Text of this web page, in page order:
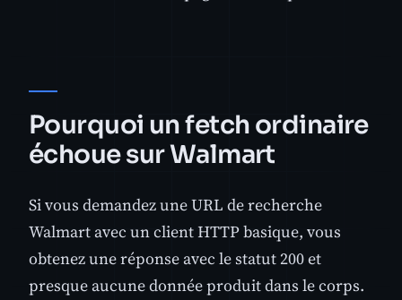
Pourquoi un fetch ordinaire
échoue sur Walmart
Si vous demandez une URL de recherche
Walmart avec un client HTTP basique, vous
obtenez une réponse avec le statut 200 et
presque aucune donnée produit dans le corps.